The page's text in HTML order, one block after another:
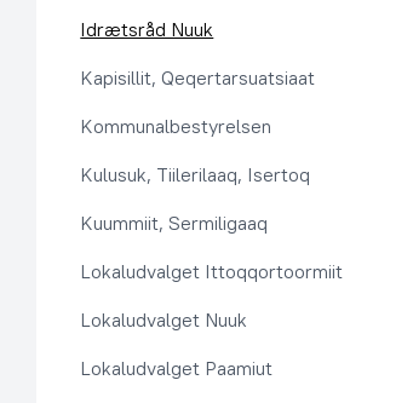
Idrætsråd Nuuk
Kapisillit, Qeqertarsuatsiaat
Kommunalbestyrelsen
Kulusuk, Tiilerilaaq, Isertoq
Kuummiit, Sermiligaaq
Lokaludvalget Ittoqqortoormiit
Lokaludvalget Nuuk
Lokaludvalget Paamiut